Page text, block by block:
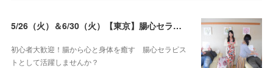
5/26（火）＆6/30（火）【東京】腸心セラピスト養成コース《２日間コース》開講決定
初心者大歓迎！腸から心と身体を癒す 腸心セラピス
トとして活躍しませんか？